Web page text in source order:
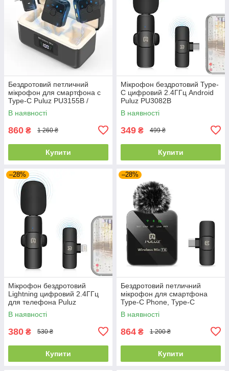
Бездротовий петличний
мікрофон для смартфона c
Type-C Puluz PU3155B /
Мікрофон петличка для
телефона
В наявності
860 ₴ 1 260 ₴
Купити
Мікрофон бездротовий Type-
C цифровий 2.4ГГц Android
Puluz PU3082B
В наявності
349 ₴ 499 ₴
Купити
–28%
Мікрофон бездротовий
Lightning цифровий 2.4ГГц
для телефона Puluz
PU3083B / Мікрофон для
смартфона
В наявності
380 ₴ 530 ₴
Купити
–28%
Бездротовий петличний
мікрофон для смартфона
Type-C Phone, Type-C
Receiver PULUZ PU646B /
Мікрофон петличка
В наявності
864 ₴ 1 200 ₴
Купити